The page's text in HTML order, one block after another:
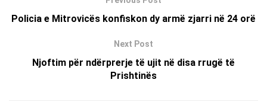
Policia e Mitrovicës konfiskon dy armë zjarri në 24 orë
Next Post
Njoftim për ndërprerje të ujit në disa rrugë të
Prishtinës